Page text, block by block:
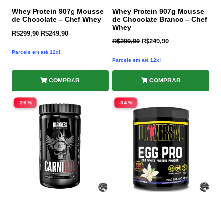
Whey Protein 907g Mousse
de Chocolate – Chef Whey
R$299,90 R$249,90
Parcele em até 12x!
COMPRAR
Whey Protein 907g Mousse
de Chocolate Branco – Chef
Whey
R$299,90 R$249,90
Parcele em até 12x!
COMPRAR
-26% -34%